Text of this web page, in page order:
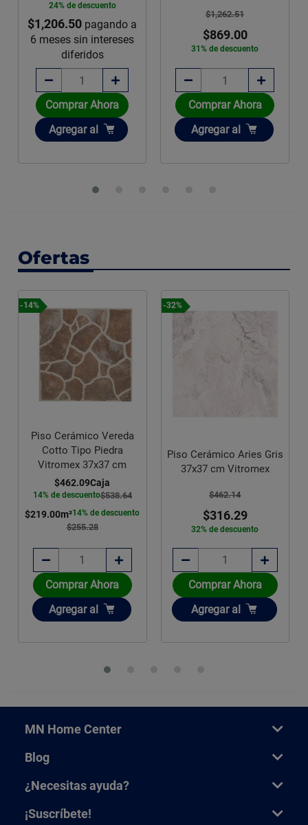
24% de descuento
$1,206.50 pagando a
6 meses sin intereses
diferidos
Comprar Ahora
Añadir
Agregar al
$1,262.51
$869.00
31% de descuento
Comprar Ahora
Añadir
Agregar al
Ofertas
-14%
Piso Cerámico Vereda
Cotto Tipo Piedra
Vitromex 37x37 cm
$538.64
$462.09Caja
14% de descuento
$255.28
$219.00m²14% de descuento
Comprar Ahora
Añadir
Agregar al
-32%
Piso Cerámico Aries Gris
37x37 cm Vitromex
$462.14
$316.29
32% de descuento
Comprar Ahora
Añadir
Agregar al
MN Home Center
Blog
¿Necesitas ayuda?
¡Suscríbete!